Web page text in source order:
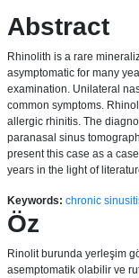
Abstract
Rhinolith is a rare
asymptomatic for many
examination. Unilateral
common symptoms.
allergic rhinitis. The
paranasal sinus
present this case as a
years in the light of
Keywords: chronic
Öz
Rinolit burunda yerleşim
asemptomatik olabilir ve